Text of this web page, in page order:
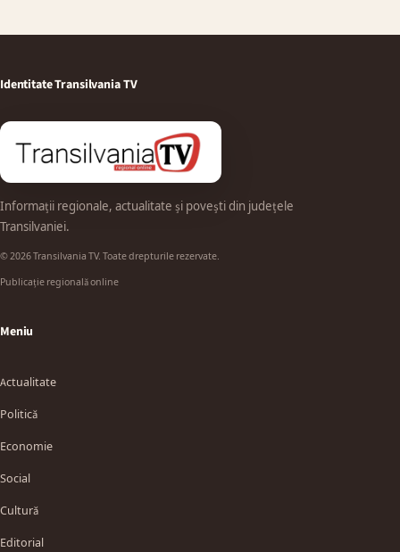
Identitate Transilvania TV
Informații regionale, actualitate și povești din județele
Transilvaniei.
© 2026 Transilvania TV. Toate drepturile rezervate.
Publicație regională online
Meniu
Actualitate
Politică
Economie
Social
Cultură
Editorial